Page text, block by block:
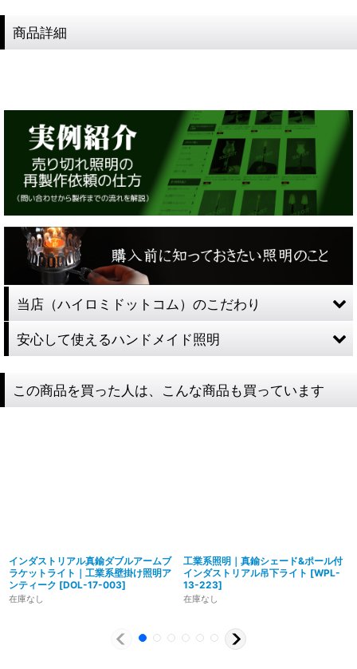
商品詳細
当店（ハイロミドットコム）のこだわり
製造からアフターフォローまで自店で行う一貫
安心して使えるハンドメイド照明
この商品を買った人は、こんな商品も買っています
インダストリアル真鍮ダブルアームブ
ラケットライト｜工業系壁掛け照明ア
ンティーク [DOL-17-003]
在庫なし
工業系照明｜真鍮シェード&ポール付
インダストリアル吊下ライト [WPL-
13-223]
在庫なし